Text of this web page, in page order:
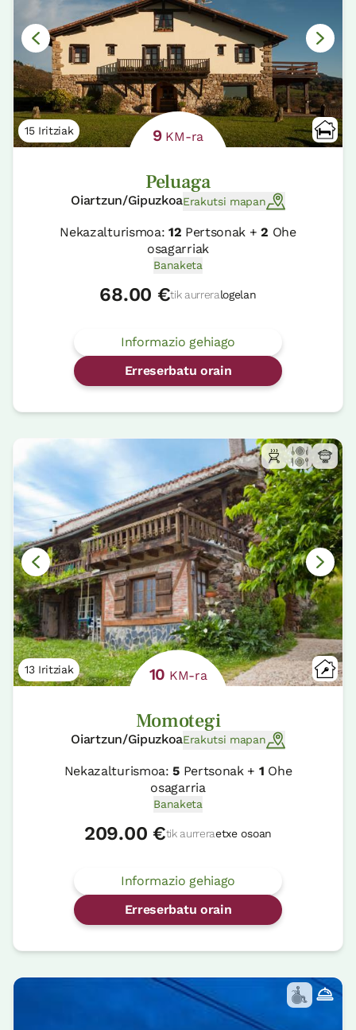
15 Iritziak 9KM-ra
Peluaga
Oiartzun/GipuzkoaErakutsi mapan
Nekazalturismoa: 12 Pertsonak +2 Ohe
osagarriak
Banaketa
68.00 €tik aurreralogelan
Informazio gehiago
Erreserbatu orain
13 Iritziak 10 KM-ra
Momotegi
Oiartzun/GipuzkoaErakutsi mapan
Nekazalturismoa:5Pertsonak + 1 Ohe
osagarria
Banaketa
209.00 €tik aurreraetxe osoan
Informazio gehiago
Erreserbatu orain